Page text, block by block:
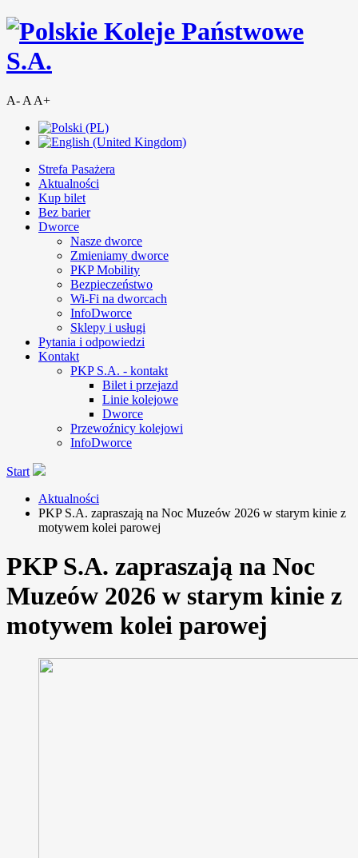
A- A A+
Strefa Pasażera
Aktualności
Kup bilet
Bez barier
Dworce
Nasze dworce
Zmieniamy dworce
PKP Mobility
Bezpieczeństwo
Wi-Fi na dworcach
InfoDworce
Sklepy i usługi
Pytania i odpowiedzi
Kontakt
PKP S.A. - kontakt
Bilet i przejazd
Linie kolejowe
Dworce
Przewoźnicy kolejowi
InfoDworce
Start
Aktualności
PKP S.A. zapraszają na Noc Muzeów 2026 w starym kinie z
motywem kolei parowej
PKP S.A. zapraszają na Noc
Muzeów 2026 w starym kinie z
motywem kolei parowej